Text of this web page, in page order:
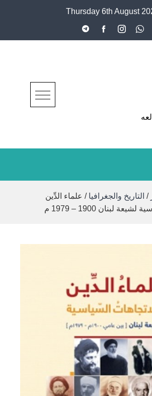
Thursday 6th August
/ التاريخ والجغرافيا / علماء الدِّين
لبنان 1900 – 1979 م